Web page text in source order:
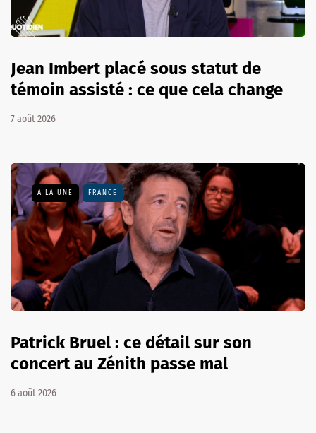
Jean Imbert placé sous statut de
témoin assisté : ce que cela change
7 août 2026
A LA UNE FRANCE
Patrick Bruel : ce détail sur son
concert au Zénith passe mal
6 août 2026